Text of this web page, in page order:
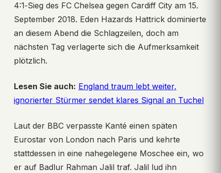
4:1‑Sieg des FC Chelsea gegen Cardiff City am 15.
September 2018. Eden Hazards Hattrick dominierte
an diesem Abend die Schlagzeilen, doch am
nächsten Tag verlagerte sich die Aufmerksamkeit
plötzlich.
Lesen Sie auch: England traum lebt weiter,
ignorierter Stürmer sendet klares Signal an Tuchel
Laut der BBC verpasste Kanté einen späten
Eurostar von London nach Paris und kehrte
stattdessen in eine nahegelegene Moschee ein, wo
er auf Badlur Rahman Jalil traf. Jalil lud ihn